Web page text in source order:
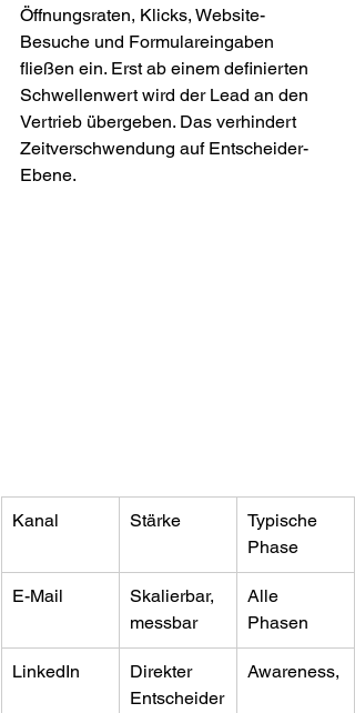
Öffnungsraten, Klicks, Website-
Besuche und Formulareingaben
fließen ein. Erst ab einem definierten
Schwellenwert wird der Lead an den
Vertrieb übergeben. Das verhindert
Zeitverschwendung auf Entscheider-
Ebene.
Kanal Stärke
Typische
Phase
E-Mail
Skalierbar,
messbar
Alle
Phasen
LinkedIn
Direkter
Entscheider
Awareness,